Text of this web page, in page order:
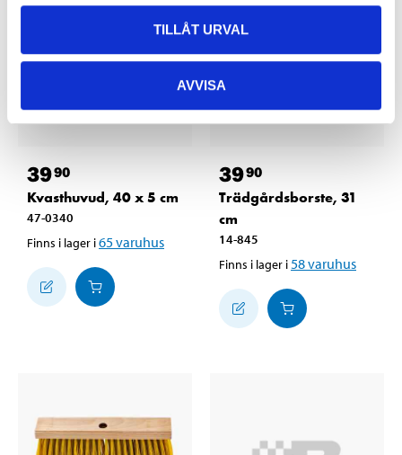
TILLÅT URVAL
AVVISA
3990
Kvasthuvud, 40 x 5 cm
47-0340
Finns i lager i65varuhus
3990
Trädgårdsborste, 31
cm
14-845
Finns i lager i 58varuhus